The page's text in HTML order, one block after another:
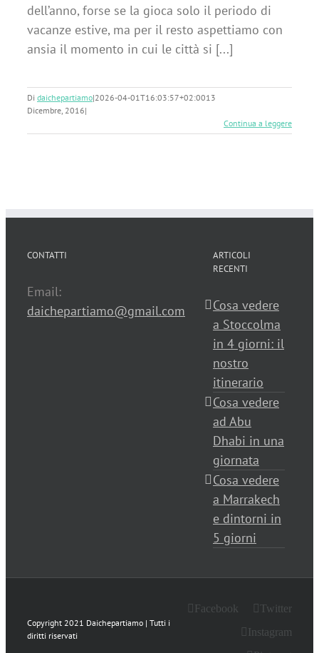
dell’anno, forse se la gioca solo il periodo di
vacanze estive, ma per il resto aspettiamo con
ansia il momento in cui le città si [...]
Di daichepartiamo|2026-04-01T16:03:57+02:0013
Dicembre, 2016|
Continua a leggere
CONTATTI
Email:
daichepartiamo@gmail.com
ARTICOLI
RECENTI
Cosa vedere
a Stoccolma
in 4 giorni: il
nostro
itinerario
Cosa vedere
ad Abu
Dhabi in una
giornata
Cosa vedere
a Marrakech
e dintorni in
5 giorni
Copyright 2021 Daichepartiamo | Tutti i
diritti riservati
Facebook
Twitter
Instagram